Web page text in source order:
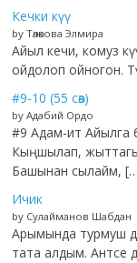
Кечки күү
by Төлөкова Элмира
Айыл кечи, комуз
ойдолоп ойногон.
#9-10 (55 сөз)
by Адабий Ордо
#9 Адам-ит Айылга
Кыңшылап,
Башынан сылайм,
Ичик
by Сулайманов Шабдан
Арымында турмуш
тата алдым. Антсе